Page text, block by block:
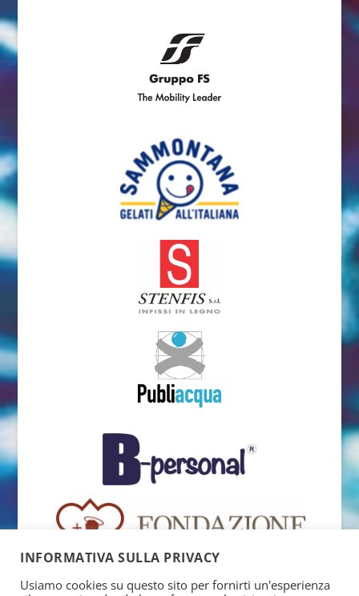
INFORMATIVA SULLA PRIVACY
Usiamo cookies su questo sito per fornirti un'esperienza